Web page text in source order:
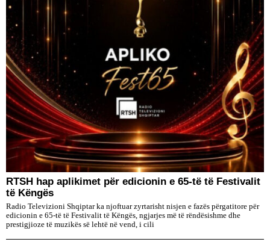
RTSH hap aplikimet për edicionin e 65-të të Festivalit
të Këngës
Radio Televizioni Shqiptar ka njoftuar zyrtarisht nisjen e fazës përgatitore për
edicionin e 65-të të Festivalit të Këngës, ngjarjes më të rëndësishme dhe
prestigjioze të muzikës së lehtë në vend, i cili